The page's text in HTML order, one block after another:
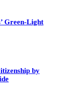
Green-Light
by